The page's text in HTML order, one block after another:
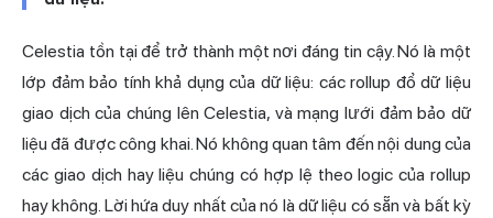
Celestia tồn tại để trở thành một nơi đáng tin cậy. Nó là một
lớp đảm bảo tính khả dụng của dữ liệu: các rollup đổ dữ liệu
giao dịch của chúng lên Celestia, và mạng lưới đảm bảo dữ
liệu đã được công khai. Nó không quan tâm đến nội dung của
các giao dịch hay liệu chúng có hợp lệ theo logic của rollup
hay không. Lời hứa duy nhất của nó là dữ liệu có sẵn và bất kỳ